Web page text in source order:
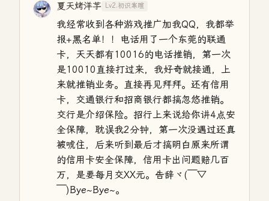
夏天烤洋芋 Lv2.初识寒暄
我经常收到各种游戏推广加我QQ，我都举
报+黑名单！！电话用了一个东莞的联通
卡，天天都有10016的电话推销，第一次
是10010直接打过来，我好奇就接通，上
来就推销业务。直接再见拜拜。还有信用
卡，交通银行和招商银行都搞忽悠推销。
交行是介绍保险。招行上来说给你讲4点安
全保障，耽误我2分钟，第一次没遇过还真
被唬住，后来听到最后才搞明白原来所谓
的信用卡安全保障，信用卡出问题赔几百
万，是要每月交XX元。告辞ヾ(￣▽
￣)Bye~Bye~。